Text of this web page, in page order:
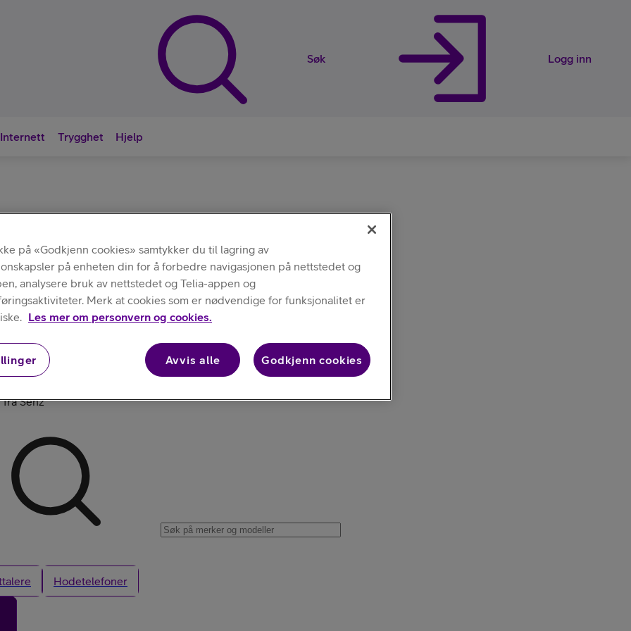
Søk Logg inn
Nyttige snarveier
Kjøp iPhone
Internett Trygghet Hjelp
Senz
Hodetelefoner
på «Godkjenn cookies» samtykker du til lagring av
på enheten din for å forbedre navigasjonen på nettstedet og
analysere bruk av nettstedet og Telia-appen og
Merk at cookies som er nødvendige for funksjonalitet er
Les mer om personvern og cookies.
Avvis alle Godkjenn cookies